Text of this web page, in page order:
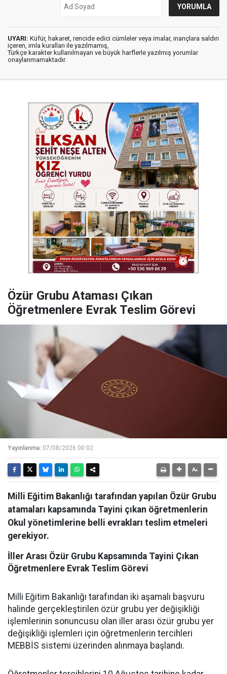
UYARI: Küfür, hakaret, rencide edici cümleler veya imalar, inançlara saldırı
içeren, imla kuralları ile yazılmamış,
Türkçe karakter kullanılmayan ve büyük harflerle yazılmış yorumlar
onaylanmamaktadır.
Özür Grubu Ataması Çıkan
Öğretmenlere Evrak Teslim Görevi
Yayınlanma: 07/08/2026 00:02
Milli Eğitim Bakanlığı tarafından yapılan Özür Grubu
atamaları kapsamında Tayini çıkan öğretmenlerin
Okul yönetimlerine belli evrakları teslim etmeleri
gerekiyor.
İller Arası Özür Grubu Kapsamında Tayini Çıkan
Öğretmenlere Evrak Teslim Görevi
Milli Eğitim Bakanlığı tarafından iki aşamalı başvuru
halinde gerçekleştirilen özür grubu yer değişikliği
işlemlerinin sonuncusu olan iller arası özür grubu yer
değişikliği işlemleri için öğretmenlerin tercihleri
MEBBİS sistemi üzerinden alınmaya başlandı.